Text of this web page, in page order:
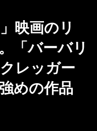
映画のリ
「バーバリ
レッガー
めの作品